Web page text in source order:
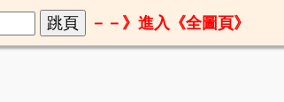
－－》進入《全圖頁》